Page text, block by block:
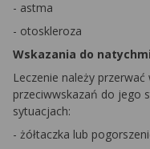
- astma
- otoskleroza
Wskazania do
Leczenie należy
przeciwwskazań do jego
sytuacjach:
- żółtaczka lub